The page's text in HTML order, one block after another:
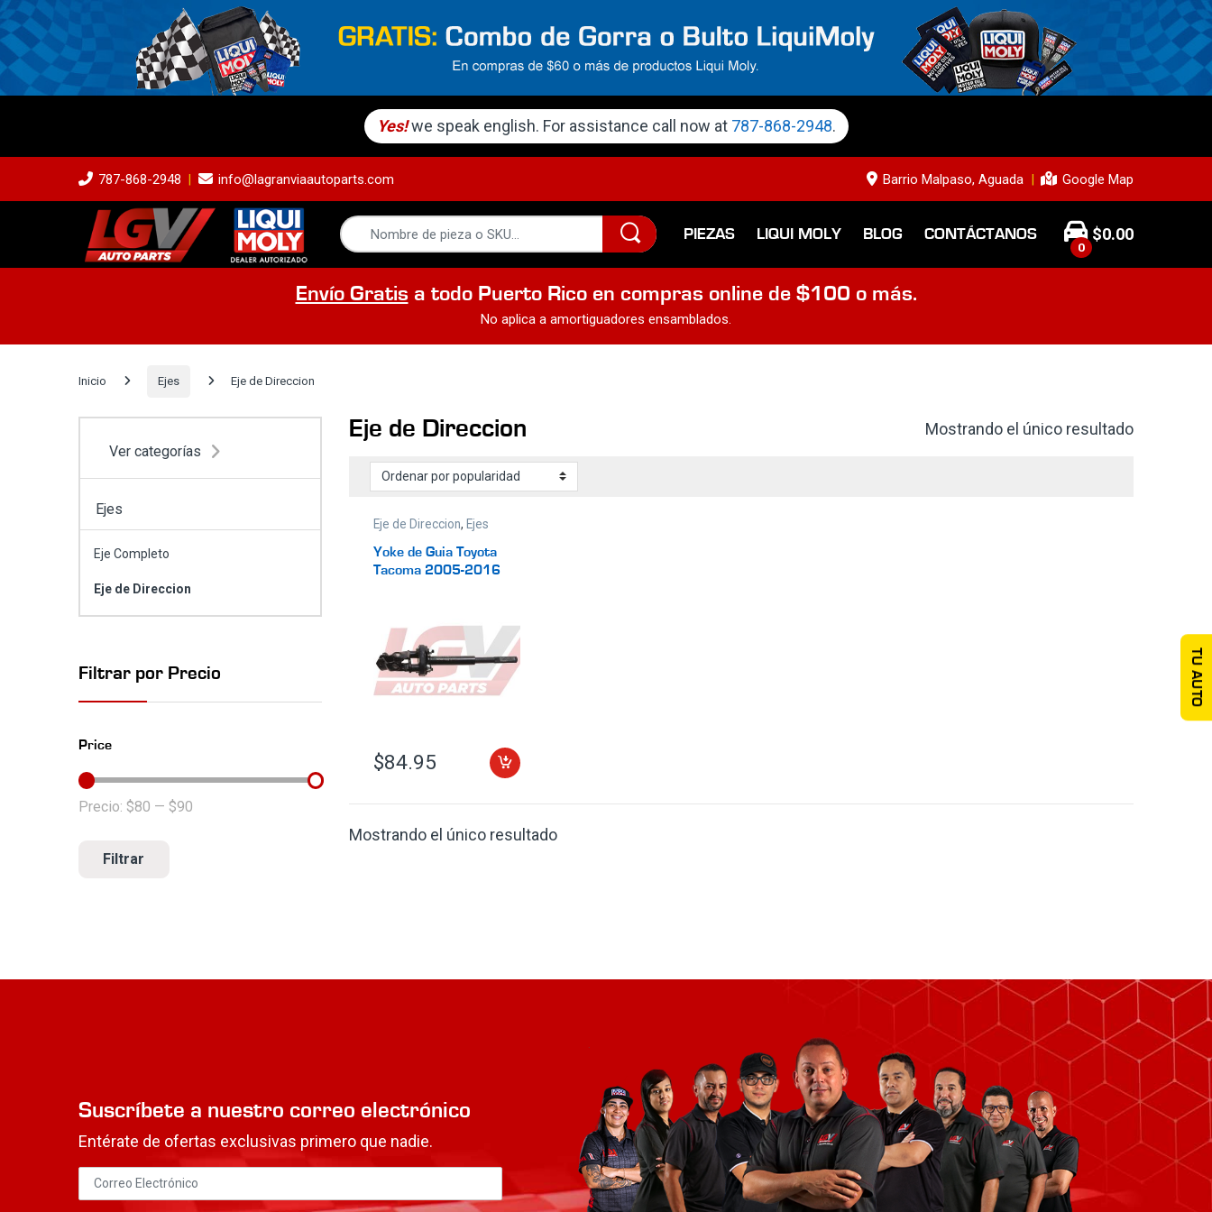
Yes! we speak english. For assistance call now at 787-868-2948.
787-868-2948 info@lagranviaautoparts.com Barrio Malpaso, Aguada Google Map
PIEZAS LIQUI MOLY BLOG CONTÁCTANOS
0
$0.00
Envío Gratis a todo Puerto Rico en compras online de $100 o más.
No aplica a amortiguadores ensamblados.
Inicio Ejes Eje de Direccion
Eje de Direccion Mostrando el único resultado
Eje de Direccion, Ejes
Yoke de Guia Toyota
Tacoma 2005-2016
$84.95
Mostrando el único resultado
Ver categorías
Ejes
Eje Completo
Eje de Direccion
Filtrar por Precio
Price
Precio mínimo
Precio máximo
Filtrar
Precio: $80 — $90
Suscríbete a nuestro correo electrónico
Entérate de ofertas exclusivas primero que nadie.
TU AUTO